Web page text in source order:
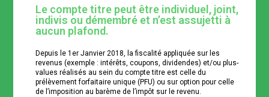
Le compte titre peut être individuel, joint,
indivis ou démembré et n’est assujetti à
aucun plafond.
Depuis le 1er Janvier 2018, la fiscalité appliquée sur les
revenus (exemple : intérêts, coupons, dividendes) et/ou plus-
values réalisés au sein du compte titre est celle du
prélèvement forfaitaire unique (PFU) ou sur option pour celle
de l’imposition au barème de l’impôt sur le revenu.